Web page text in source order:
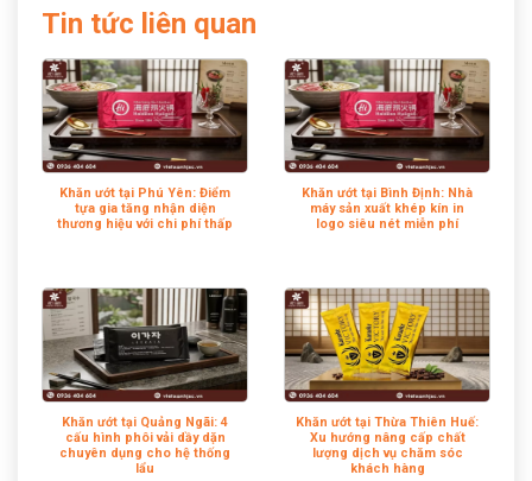
Tin tức liên quan
Khăn ướt tại Phú Yên: Điểm
tựa gia tăng nhận diện
thương hiệu với chi phí thấp
Khăn ướt tại Bình Định: Nhà
máy sản xuất khép kín in
logo siêu nét miễn phí
Khăn ướt tại Quảng Ngãi: 4
cấu hình phôi vải dầy dặn
chuyên dụng cho hệ thống
lẩu
Khăn ướt tại Thừa Thiên Huế:
Xu hướng nâng cấp chất
lượng dịch vụ chăm sóc
khách hàng